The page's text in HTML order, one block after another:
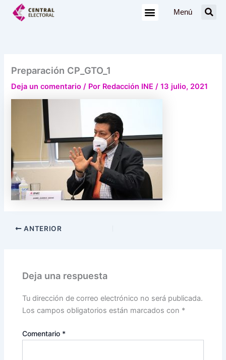
Menú
Preparación CP_GTO_1
Deja un comentario / Por Redacción INE/13 julio, 2021
ANTERIOR
Deja una respuesta
Tu dirección de correo electrónico no será publicada.
Los campos obligatorios están marcados con *
Comentario *